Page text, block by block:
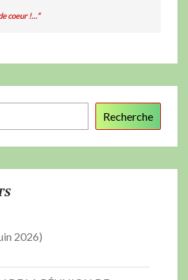
coeur !…”
Recherche
2026)